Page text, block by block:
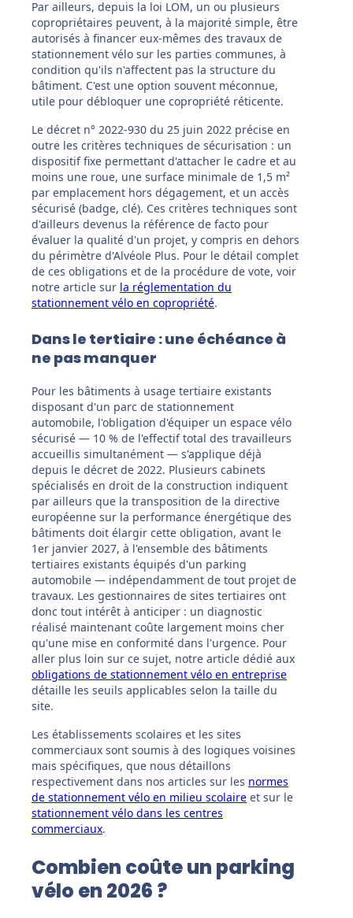
Par ailleurs, depuis la loi LOM, un ou plusieurs
copropriétaires peuvent, à la majorité simple, être
autorisés à financer eux-mêmes des travaux de
stationnement vélo sur les parties communes, à
condition qu'ils n'affectent pas la structure du
bâtiment. C'est une option souvent méconnue,
utile pour débloquer une copropriété réticente.
Le décret n° 2022-930 du 25 juin 2022 précise en
outre les critères techniques de sécurisation : un
dispositif fixe permettant d'attacher le cadre et au
moins une roue, une surface minimale de 1,5 m²
par emplacement hors dégagement, et un accès
sécurisé (badge, clé). Ces critères techniques sont
d'ailleurs devenus la référence de facto pour
évaluer la qualité d'un projet, y compris en dehors
du périmètre d'Alvéole Plus. Pour le détail complet
de ces obligations et de la procédure de vote, voir
notre article sur la réglementation du
stationnement vélo en copropriété.
Dans le tertiaire : une échéance à
ne pas manquer
Pour les bâtiments à usage tertiaire existants
disposant d'un parc de stationnement
automobile, l'obligation d'équiper un espace vélo
sécurisé — 10 % de l'effectif total des travailleurs
accueillis simultanément — s'applique déjà
depuis le décret de 2022. Plusieurs cabinets
spécialisés en droit de la construction indiquent
par ailleurs que la transposition de la directive
européenne sur la performance énergétique des
bâtiments doit élargir cette obligation, avant le
1er janvier 2027, à l'ensemble des bâtiments
tertiaires existants équipés d'un parking
automobile — indépendamment de tout projet de
travaux. Les gestionnaires de sites tertiaires ont
donc tout intérêt à anticiper : un diagnostic
réalisé maintenant coûte largement moins cher
qu'une mise en conformité dans l'urgence. Pour
aller plus loin sur ce sujet, notre article dédié aux
obligations de stationnement vélo en entreprise
détaille les seuils applicables selon la taille du
site.
Les établissements scolaires et les sites
commerciaux sont soumis à des logiques voisines
mais spécifiques, que nous détaillons
respectivement dans nos articles sur les normes
de stationnement vélo en milieu scolaire et sur le
stationnement vélo dans les centres
commerciaux.
Combien coûte un parking
vélo en 2026 ?